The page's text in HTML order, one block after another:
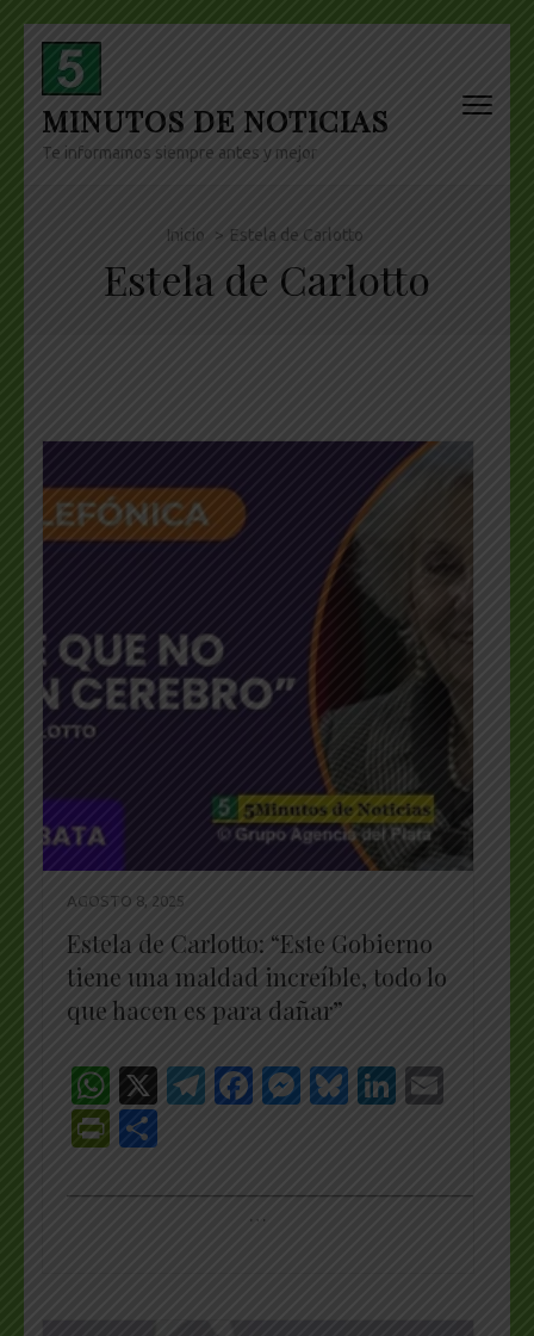
Skip
content
(Press
Enter)
MINUTOS DE NOTICIAS
Te informamos siempre antes y mejor
Inicio > Estela de Carlotto
Estela de Carlotto
AGOSTO 8, 2025
Estela de Carlotto: “Este Gobierno
tiene una maldad increíble, todo lo
que hacen es para dañar”
WhatsApp
X Telegram
Facebook
Messenger
Bluesky
PrintFriendly